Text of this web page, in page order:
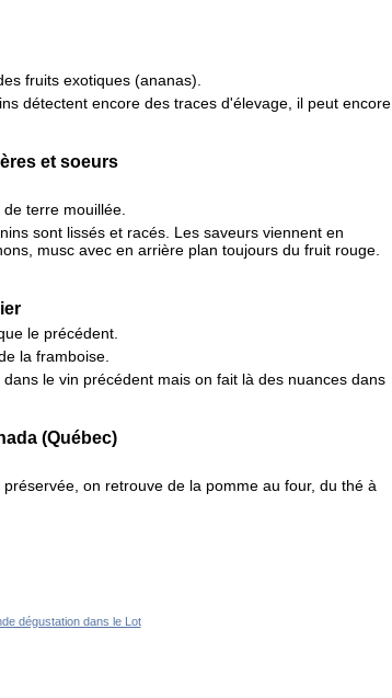
fruits exotiques (ananas).
détectent encore des traces d'élevage, il peut encore
et soeurs
terre mouillée.
sont lissés et racés. Les saveurs viennent en
musc avec en arrière plan toujours du fruit rouge.
le précédent.
la framboise.
le vin précédent mais on fait là des nuances dans
(Québec)
on retrouve de la pomme au four, du thé à